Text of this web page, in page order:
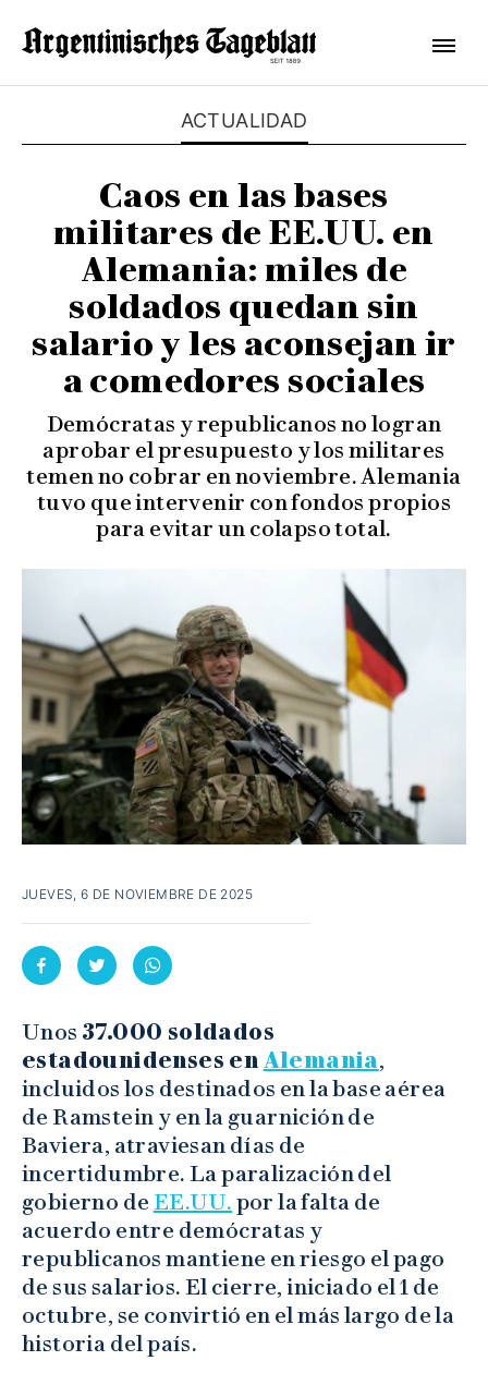
ACTUALIDAD
Caos en las bases
militares de EE.UU. en
Alemania: miles de
soldados quedan sin
salario y les aconsejan ir
a comedores sociales
Demócratas y republicanos no logran
aprobar el presupuesto y los militares
temen no cobrar en noviembre. Alemania
tuvo que intervenir con fondos propios
para evitar un colapso total.
JUEVES, 6 DE NOVIEMBRE DE 2025
Unos 37.000 soldados
estadounidenses en Alemania,
incluidos los destinados en la base aérea
de Ramstein y en la guarnición de
Baviera, atraviesan días de
incertidumbre. La paralización del
gobierno de EE.UU. por la falta de
acuerdo entre demócratas y
republicanos mantiene en riesgo el pago
de sus salarios. El cierre, iniciado el 1 de
octubre, se convirtió en el más largo de la
historia del país.